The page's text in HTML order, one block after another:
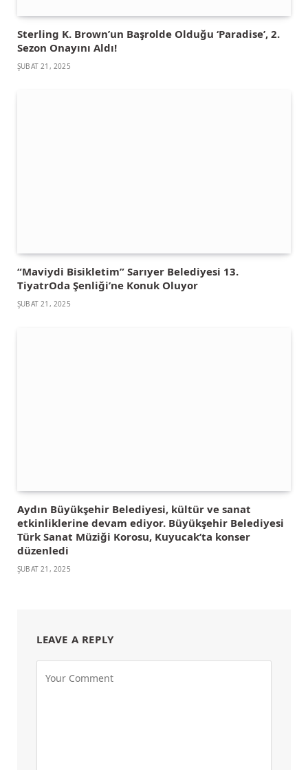
Sterling K. Brown’un Başrolde Olduğu ‘Paradise’, 2.
Sezon Onayını Aldı!
ŞUBAT 21, 2025
“Maviydi Bisikletim” Sarıyer Belediyesi 13.
TiyatrOda Şenliği’ne Konuk Oluyor
ŞUBAT 21, 2025
Aydın Büyükşehir Belediyesi, kültür ve sanat
etkinliklerine devam ediyor. Büyükşehir Belediyesi
Türk Sanat Müziği Korosu, Kuyucak’ta konser
düzenledi
ŞUBAT 21, 2025
LEAVE A REPLY